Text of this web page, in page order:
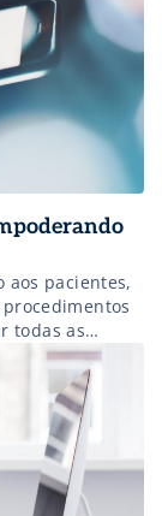
aos pacientes,
todas as
– na hora